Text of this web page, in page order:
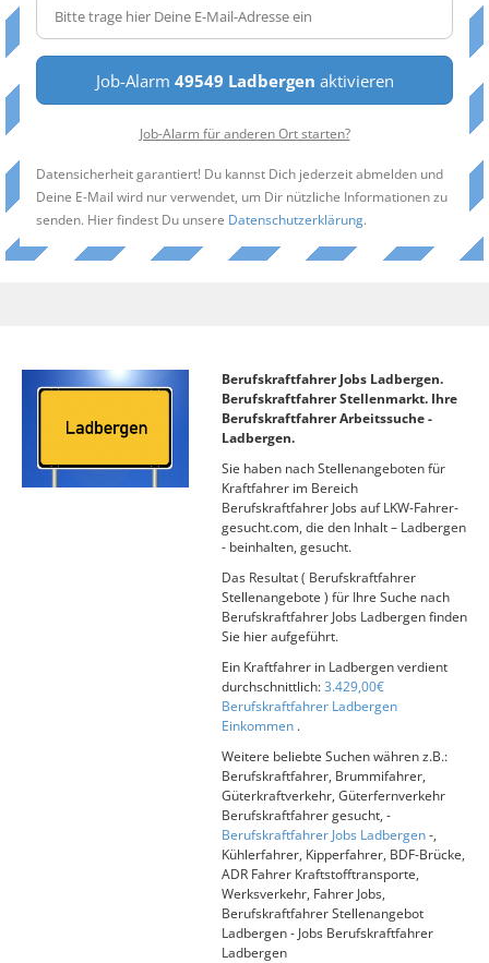
Job-Alarm 49549 Ladbergen aktivieren
Job-Alarm für anderen Ort starten?
Datensicherheit garantiert! Du kannst Dich jederzeit abmelden und
Deine E-Mail wird nur verwendet, um Dir nützliche Informationen zu
senden. Hier findest Du unsere Datenschutzerklärung.
Berufskraftfahrer Jobs Ladbergen.
Berufskraftfahrer Stellenmarkt. Ihre
Berufskraftfahrer Arbeitssuche -
Ladbergen.
Sie haben nach Stellenangeboten für
Kraftfahrer im Bereich
Berufskraftfahrer Jobs auf LKW-Fahrer-
gesucht.com, die den Inhalt – Ladbergen
- beinhalten, gesucht.
Das Resultat ( Berufskraftfahrer
Stellenangebote ) für Ihre Suche nach
Berufskraftfahrer Jobs Ladbergen finden
Sie hier aufgeführt.
Ein Kraftfahrer in Ladbergen verdient
durchschnittlich:3.429,00€
Berufskraftfahrer Ladbergen
Einkommen .
Weitere beliebte Suchen währen z.B.:
Berufskraftfahrer, Brummifahrer,
Güterkraftverkehr, Güterfernverkehr
Berufskraftfahrer gesucht, -
Berufskraftfahrer Jobs Ladbergen-,
Kühlerfahrer, Kipperfahrer, BDF-Brücke,
ADR Fahrer Kraftstofftransporte,
Werksverkehr, Fahrer Jobs,
Berufskraftfahrer Stellenangebot
Ladbergen - Jobs Berufskraftfahrer
Ladbergen